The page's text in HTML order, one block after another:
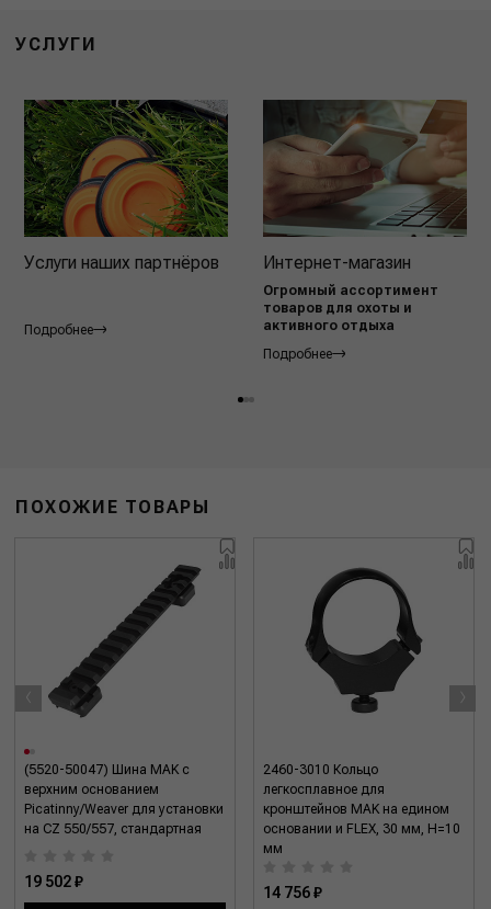
УСЛУГИ
Услуги наших партнёров
Подробнее
Интернет-магазин
Огромный ассортимент
товаров для охоты и
активного отдыха
Подробнее
ПОХОЖИЕ ТОВАРЫ
(5520-50047) Шина MAK с
верхним основанием
Picatinny/Weaver для установки
на CZ 550/557, стандартная
19 502 ₽
2460-3010 Кольцо
легкосплавное для
кронштейнов MAK на едином
основании и FLEX, 30 мм, H=10
мм
14 756 ₽
‹ ›